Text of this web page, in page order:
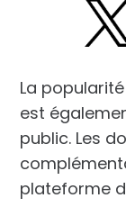
La
est
public. Les
plateforme